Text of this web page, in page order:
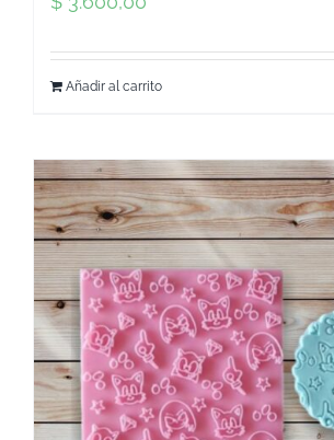
Añadir al carrito